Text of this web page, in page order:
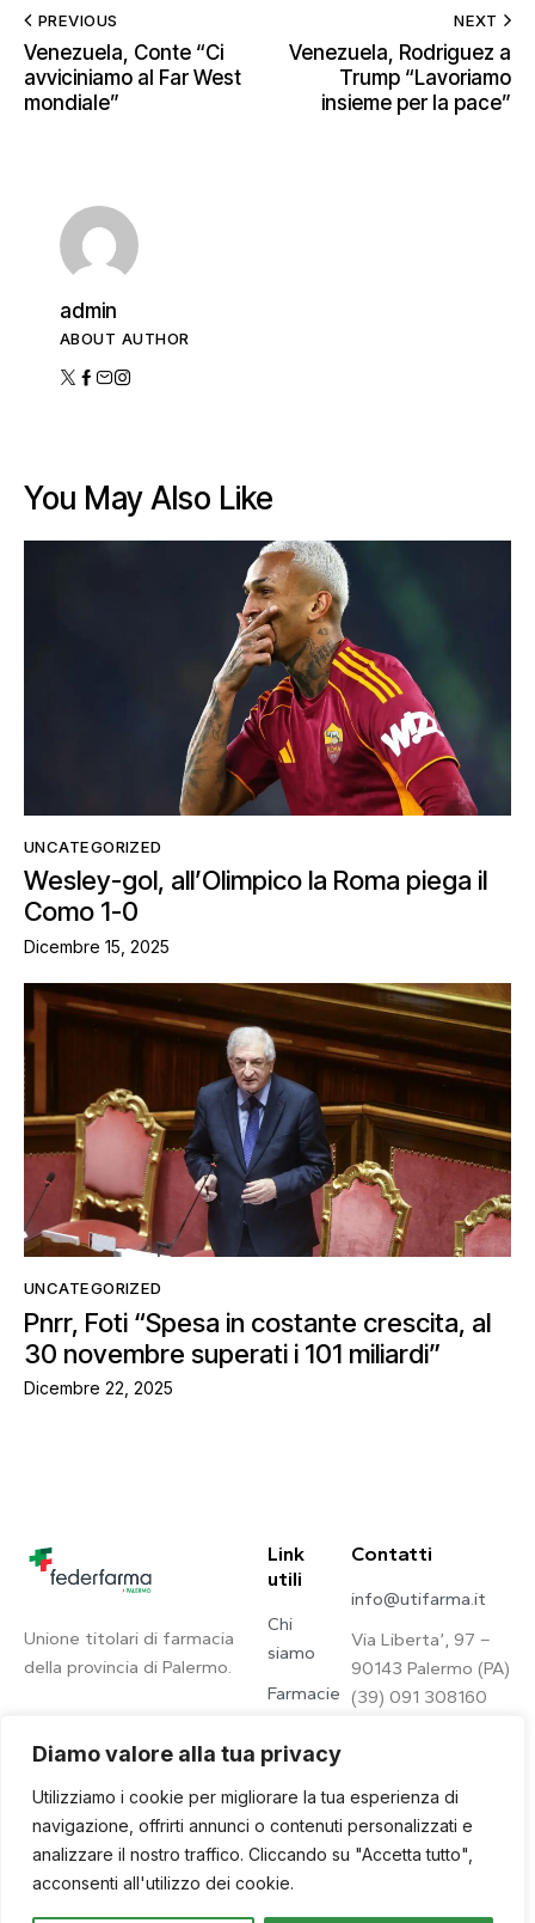
Diamo valore alla tua privacy
Utilizziamo i cookie per migliorare la tua esperienza di
navigazione, offrirti annunci o contenuti personalizzati e
analizzare il nostro traffico. Cliccando su "Accetta tutto",
acconsenti all'utilizzo dei cookie.
PREVIOUS
Venezuela, Conte “Ci
avviciniamo al Far West
mondiale”
NEXT
Venezuela, Rodriguez a
Trump “Lavoriamo
insieme per la pace”
admin
ABOUT AUTHOR
You May Also Like
UNCATEGORIZED
Wesley-gol, all’Olimpico la Roma piega il
Como 1-0
Dicembre 15, 2025
UNCATEGORIZED
Pnrr, Foti “Spesa in costante crescita, al
30 novembre superati i 101 miliardi”
Dicembre 22, 2025
Unione titolari di farmacia
della provincia di Palermo.
Link
utili
Chi
siamo
Farmacie
Policy
Contatti
info@utifarma.it
Via Liberta’, 97 –
90143 Palermo (PA)
(39) 091 308160